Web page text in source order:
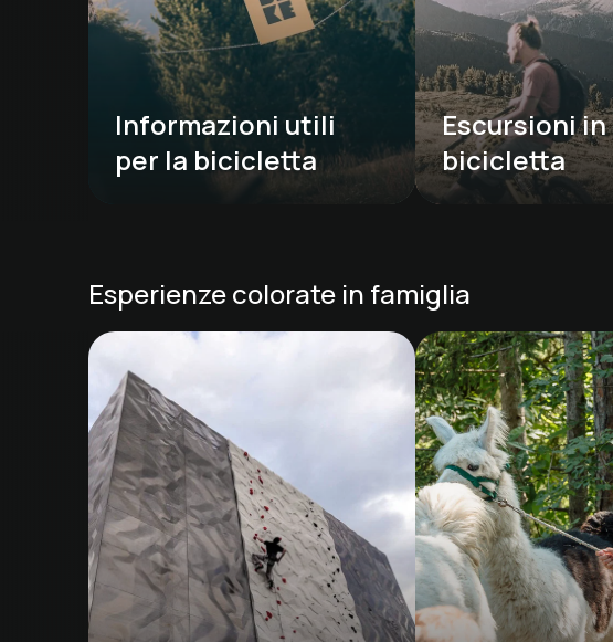
Informazioni utili
per la bicicletta
Escursioni in
bicicletta
Esperienze colorate in famiglia